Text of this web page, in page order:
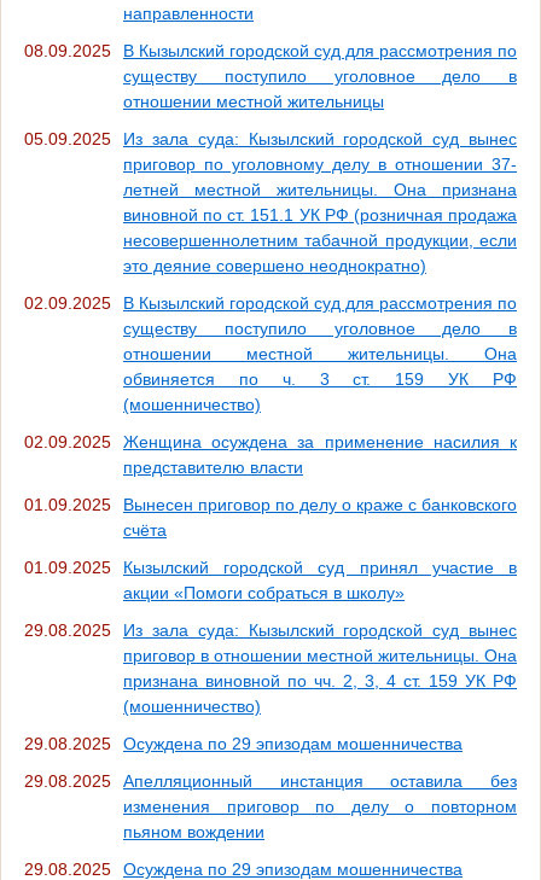
направленности
08.09.2025
В Кызылский городской суд для рассмотрения по
существу поступило уголовное дело в
отношении местной жительницы
05.09.2025
Из зала суда: Кызылский городской суд вынес
приговор по уголовному делу в отношении 37-
летней местной жительницы. Она признана
виновной по ст. 151.1 УК РФ (розничная продажа
несовершеннолетним табачной продукции, если
это деяние совершено неоднократно)
02.09.2025
В Кызылский городской суд для рассмотрения по
существу поступило уголовное дело в
отношении местной жительницы. Она
обвиняется по ч. 3 ст. 159 УК РФ
(мошенничество)
02.09.2025
Женщина осуждена за применение насилия к
представителю власти
01.09.2025
Вынесен приговор по делу о краже с банковского
счёта
01.09.2025
Кызылский городской суд принял участие в
акции «Помоги собраться в школу»
29.08.2025
Из зала суда: Кызылский городской суд вынес
приговор в отношении местной жительницы. Она
признана виновной по чч. 2, 3, 4 ст. 159 УК РФ
(мошенничество)
29.08.2025
Осуждена по 29 эпизодам мошенничества
29.08.2025
Апелляционный инстанция оставила без
изменения приговор по делу о повторном
пьяном вождении
29.08.2025
Осуждена по 29 эпизодам мошенничества